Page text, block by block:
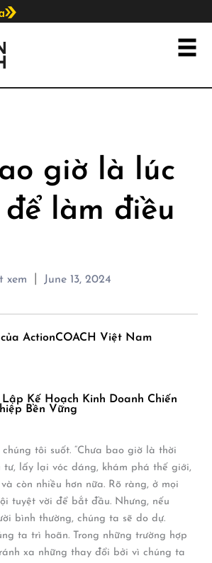
giờ là lúc
làm điều
xem June 13, 2024
ActionCOACH Việt Nam
Lập Kế Hoạch Kinh Doanh Chiến
Bền Vững
tôi suốt. “Chưa bao giờ là thời
tư, lấy lại vóc dáng, khám phá thế giới,
còn nhiều hơn nữa. Rõ ràng, ở mọi
tuyệt vời để bắt đầu. Nhưng, nếu
bình thường, chúng ta sẽ do dự.
ta trì hoãn. Trong những trường hợp
xa những thay đổi bởi vì chúng ta